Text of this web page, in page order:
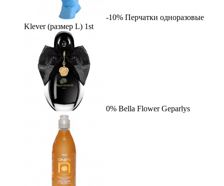
-10% Перчатки одноразовые
Klever (размер L) 1st
0% Bella Flower Geparlys